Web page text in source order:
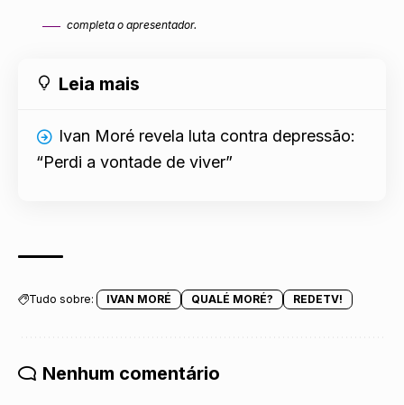
completa o apresentador.
Leia mais
Ivan Moré revela luta contra depressão:
“Perdi a vontade de viver”
Tudo sobre: IVAN MORÉ QUALÉ MORÉ? REDETV!
Nenhum comentário